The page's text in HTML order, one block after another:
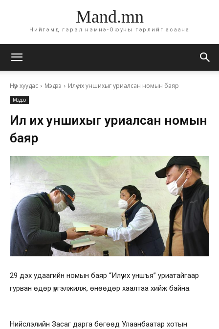
Mand.mn
Нийгэмд гэрэл нэмнэ-Оюуны гэрлийг асаана
Нүүр хуудас Мэдээ Илүү их уншихыг уриалсан номын баяр
Мэдээ
Илүү их уншихыг уриалсан номын
баяр
29 дэх удаагийн номын баяр “Илүү их уншъя” уриатайгаар
гурван өдөр үргэлжилж, өнөөдөр хаалтаа хийж байна.
Нийслэлийн Засаг дарга бөгөөд Улаанбаатар хотын